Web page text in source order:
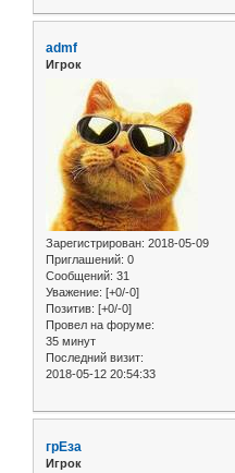
admf
Игрок
Зарегистрирован: 2018-05-09
Приглашений: 0
Сообщений: 31
Уважение: [+0/-0]
Позитив: [+0/-0]
Провел на форуме:
35 минут
Последний визит:
2018-05-12 20:54:33
грЕза
Игрок